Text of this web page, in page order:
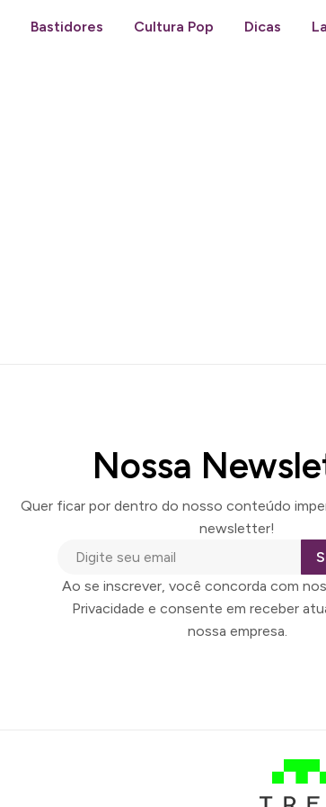
Bastidores Cultura Pop Dicas
Nossa
Quer ficar por dentro do nosso conteúdo
newsletter!
Ao se inscrever, você concorda com
Privacidade e consente em receber
nossa empresa.